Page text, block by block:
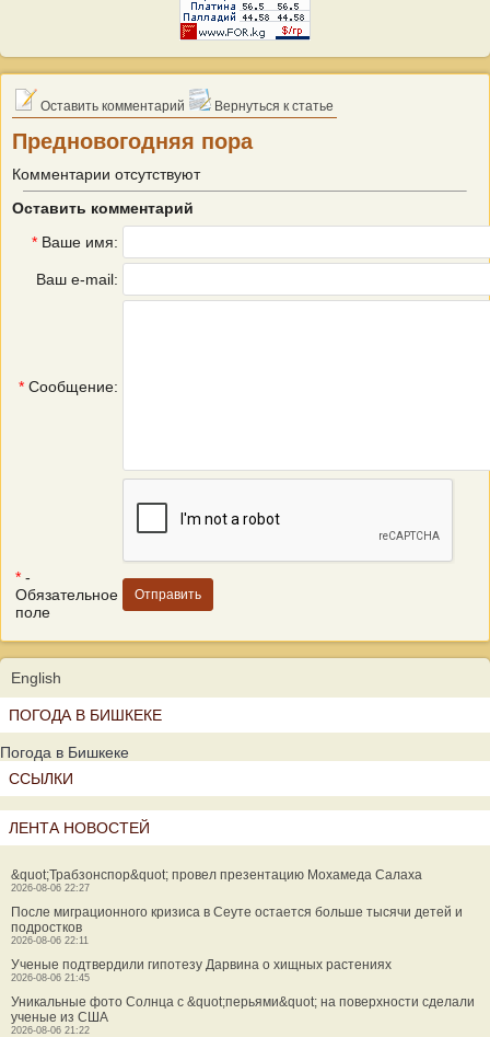
Оставить комментарий Вернуться к статье
Предновогодняя пора
Комментарии отсутствуют
Оставить комментарий
* Ваше имя:
Ваш e-mail:
* Сообщение:
* -
Обязательное
поле
English
ПОГОДА В БИШКЕКЕ
Погода в Бишкеке
ССЫЛКИ
ЛЕНТА НОВОСТЕЙ
&quot;Трабзонспор&quot; провел презентацию Мохамеда Салаха
2026-08-06 22:27
После миграционного кризиса в Сеуте остается больше тысячи детей и
подростков
2026-08-06 22:11
Ученые подтвердили гипотезу Дарвина о хищных растениях
2026-08-06 21:45
Уникальные фото Солнца с &quot;перьями&quot; на поверхности сделали
ученые из США
2026-08-06 21:22